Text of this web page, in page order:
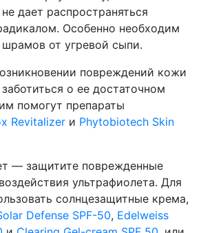
дает распространяться
Особенно необходим
от угревой сыпи.
повреждений кожи
о ее достаточном
помогут препараты
Revitalizer и Phytobiotech Skin
— защитите поврежденные
ультрафиолета. Для
солнцезащитные крема,
Defense SPF-50, Edelweiss